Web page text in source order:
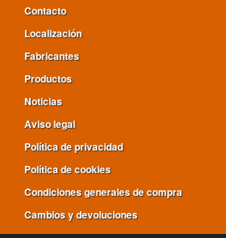
Contacto
Localización
Fabricantes
Productos
Noticias
Aviso legal
Política de privacidad
Política de cookies
Condiciones generales de compra
Cambios y devoluciones